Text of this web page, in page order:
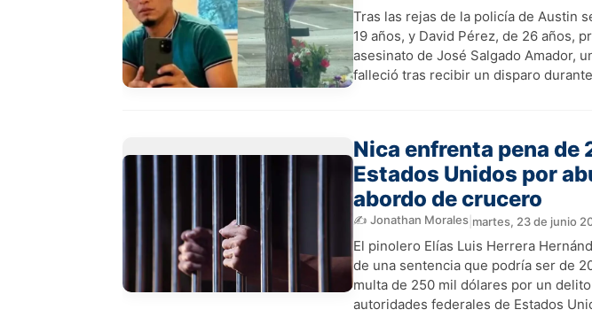
Tras las rejas de la policía de Austin
19 años, y David Pérez, de 26 años,
asesinato de José Salgado Amador,
falleció tras recibir un disparo
Nica enfrenta pena de
Estados Unidos por
abordo de crucero
✍️ Jonathan Morales martes, 23 de junio
El pinolero Elías Luis Herrera
de una sentencia que podría ser de
multa de 250 mil dólares por un
autoridades federales de Estados